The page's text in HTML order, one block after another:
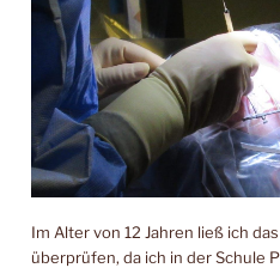
Im Alter von 12 Jahren ließ ich
überprüfen, da ich in der Schule